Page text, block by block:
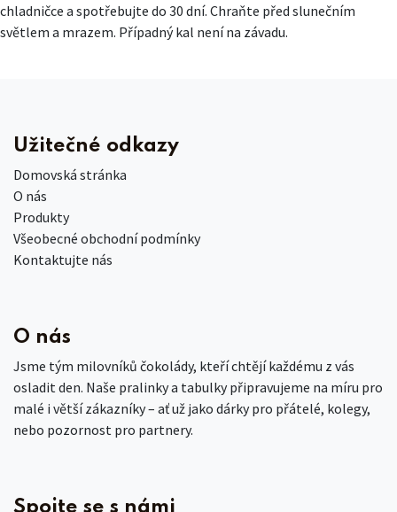
chladničce a spotřebujte do 30 dní. Chraňte před slunečním
světlem a mrazem. Případný kal není na závadu.
Užitečné odkazy
Domovská stránka
O nás
Produkty
Všeobecné obchodní podmínky
Kontaktujte nás
O nás
Jsme tým milovníků čokolády, kteří chtějí každému z vás
osladit den. Naše pralinky a tabulky připravujeme na míru pro
malé i větší zákazníky – ať už jako dárky pro přátelé, kolegy,
nebo pozornost pro partnery.
Spojte se s námi